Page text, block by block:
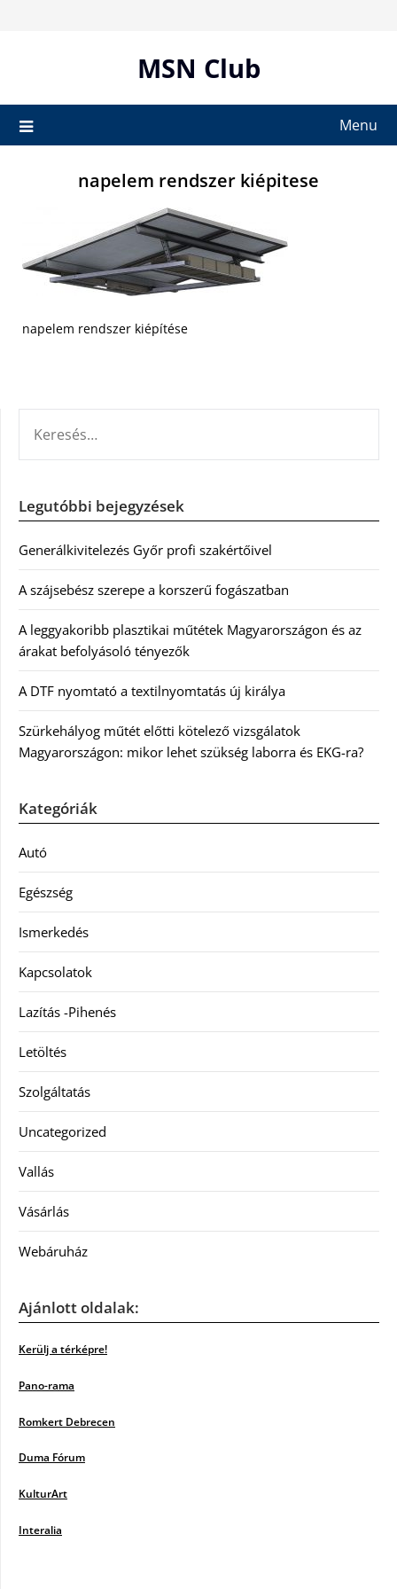
MSN Club
Menu
napelem rendszer kiépitese
napelem rendszer kiépítése
Legutóbbi bejegyzések
Generálkivitelezés Győr profi szakértőivel
A szájsebész szerepe a korszerű fogászatban
A leggyakoribb plasztikai műtétek Magyarországon és az
árakat befolyásoló tényezők
A DTF nyomtató a textilnyomtatás új királya
Szürkehályog műtét előtti kötelező vizsgálatok
Magyarországon: mikor lehet szükség laborra és EKG-ra?
Kategóriák
Autó
Egészség
Ismerkedés
Kapcsolatok
Lazítás -Pihenés
Letöltés
Szolgáltatás
Uncategorized
Vallás
Vásárlás
Webáruház
Ajánlott oldalak:
Kerülj a térképre!
Pano-rama
Romkert Debrecen
Duma Fórum
KulturArt
Interalia